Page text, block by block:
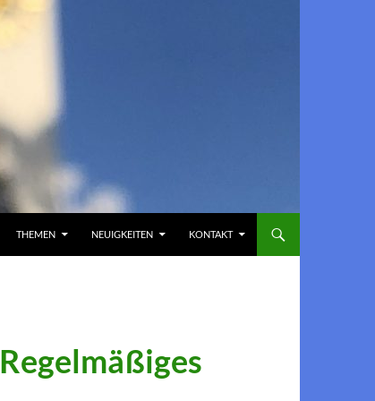
THEMEN NEUIGKEITEN KONTAKT
Regelmäßiges